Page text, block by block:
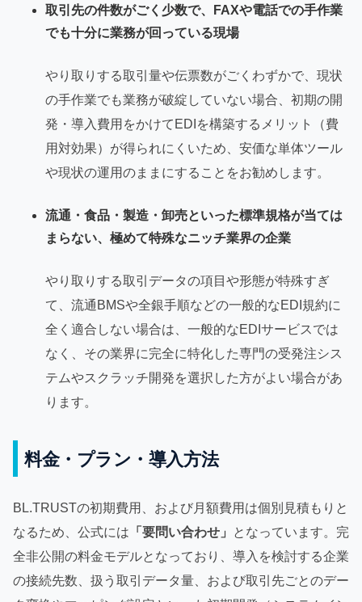
取引先の件数がごく少数で、FAXや電話での手作業
でも十分に業務が回っている現場
やり取りする取引量や伝票数がごくわずかで、現状
の手作業でも業務が破綻していない場合、初期の開
発・導入費用をかけてEDIを構築するメリット（費
用対効果）が得られにくいため、安価な単体ツール
や現状の運用のままにすることをお勧めします。
流通・食品・製造・卸売といった標準規格が当ては
まらない、極めて特殊なニッチ業界の企業
やり取りする取引データの項目や形態が特殊すぎ
て、流通BMSや全銀手順などの一般的なEDI規約に
全く適合しない場合は、一般的なEDIサービスでは
なく、その業界に完全に特化した専門の受発注シス
テムやスクラッチ開発を選択した方がよい場合があ
ります。
料金・プラン・導入方法
BL.TRUSTの初期費用、および月額費用は個別見積もりと
なるため、公式には 「要問い合わせ」
となっています。完
全非公開の料金モデルとなっており、導入を検討する企業
の接続先数、扱う取引データ量、および取引先ごとのデー